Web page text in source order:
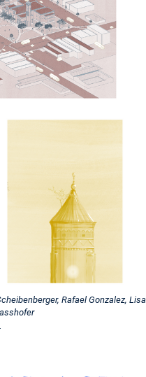
Rafael Gonzalez, Lisa